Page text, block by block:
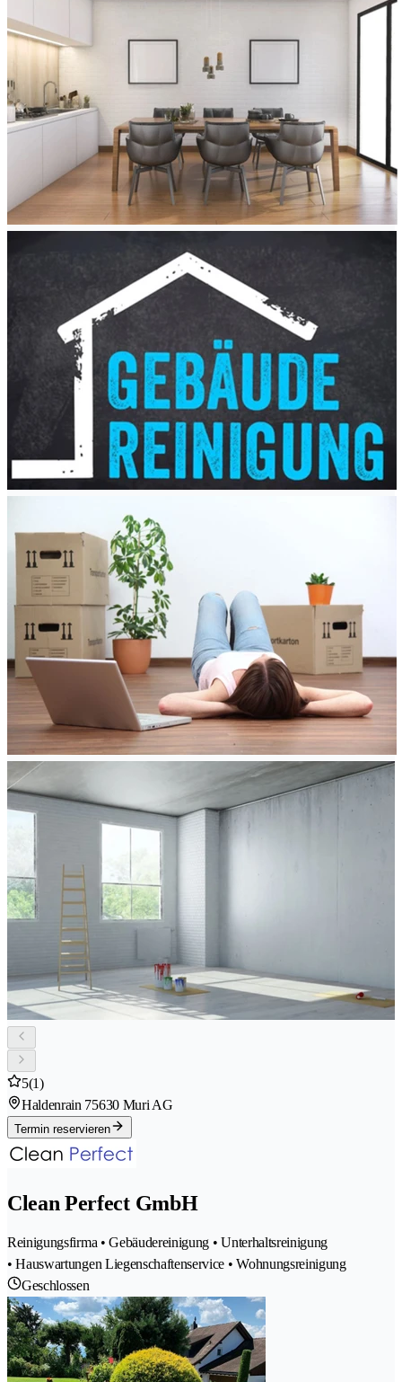
5(1)
Haldenrain 75630 Muri AG
Termin reservieren
Clean Perfect GmbH
Reinigungsfirma • Gebäudereinigung • Unterhaltsreinigung
• Hauswartungen Liegenschaftenservice • Wohnungsreinigung
Geschlossen